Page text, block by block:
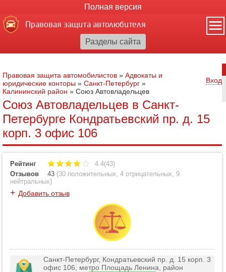
Полная версия
Правовая защита автолюбителя
Правовая защита автомобилистов » Адвокаты и
юридические конторы » Санкт-Петербург »
Калининский район » Союз Автовладельцев
Вход
Союз Автовладельцев в Санкт-
Петербурге Кондратьевский пр. д. 15
корп. 3 офис 106
Рейтинг
4.4(43)
Отзывов
43 (30 положительных, 4 отрицательных, 9
нейтральных)
+ Добавить отзыв
Санкт-Петербург, Кондратьевский пр. д. 15 корп. 3
офис 106, метро Площадь Ленина, район